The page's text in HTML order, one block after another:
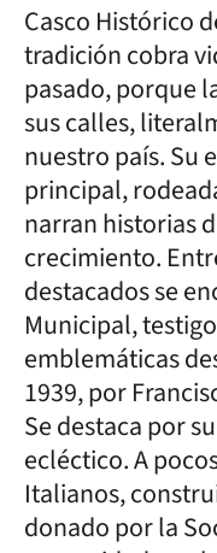
Casco Histórico
tradición cobra
pasado, porque
sus calles,
nuestro país. Su
principal,
narran historias
crecimiento.
destacados se
Municipal,
emblemáticas
1939, por
Se destaca por
ecléctico. A
Italianos,
donado por la